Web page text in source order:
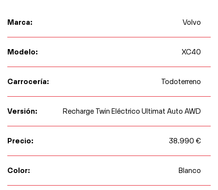
Marca: Volvo
Modelo: XC40
Carrocería: Todoterreno
Versión: Recharge Twin Eléctrico Ultimat Auto AWD
Precio: 38.990 €
Color: Blanco